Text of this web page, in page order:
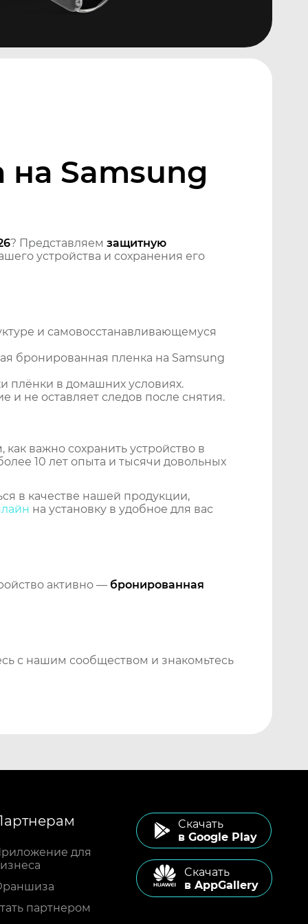
Samsung
? Представляем защитную
устройства и сохранения его
и самовосстанавливающемуся
бронированная пленка на Samsung
плёнки в домашних условиях.
и не оставляет следов после снятия.
важно сохранить устройство в
10 лет опыта и тысячи довольных
в качестве нашей продукции,
на установку в удобное для вас
активно — бронированная
с нашим сообществом и знакомьтесь
для
партнером
Cкачать
в Google Play
Cкачать
в AppGallery